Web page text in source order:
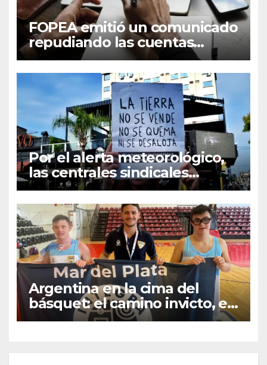
FOPEA emitió un comunicado
repudiando las cuentas
pseudo periodísticas de
Instagram en Mar del Plata
Por el alerta meteorológico,
las centrales sindicales
suspendieron la convocatoria
contra la Ley de Tierras en
Mar del Plata
Argentina en la cima del
básquet: el camino invicto, el
esfuerzo familiar y la jugada